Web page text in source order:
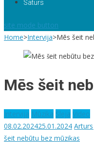
Saturs
site mode button
Home>Intervija>Mēs šeit
Mēs šeit
Intervija Mūzika Sleja Video
08.02.202425.01.2024 Arturs
šeit nebūtu bez mūzikas